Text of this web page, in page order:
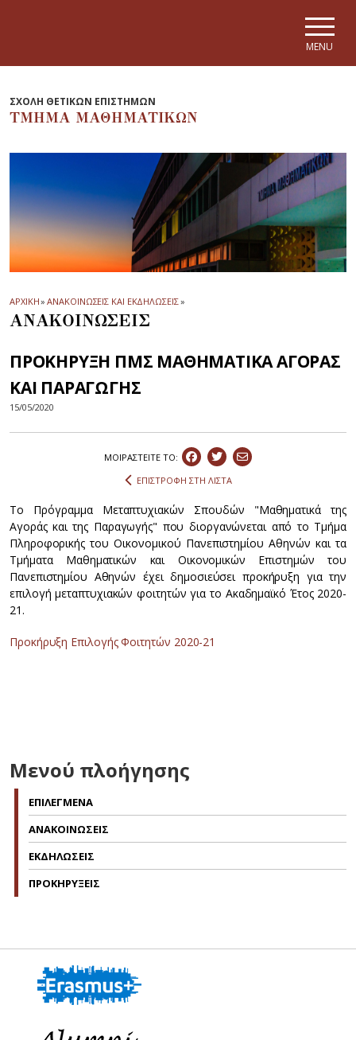
MENU
ΣΧΟΛΗ ΘΕΤΙΚΩΝ ΕΠΙΣΤΗΜΩΝ
ΤΜΗΜΑ ΜΑΘΗΜΑΤΙΚΩΝ
ΑΡΧΙΚΗ» ΑΝΑΚΟΙΝΩΣΕΙΣ ΚΑΙ ΕΚΔΗΛΩΣΕΙΣ»
ΑΝΑΚΟΙΝΩΣΕΙΣ
ΠΡΟΚΗΡΥΞΗ ΠΜΣ ΜΑΘΗΜΑΤΙΚΑ ΑΓΟΡΑΣ
ΚΑΙ ΠΑΡΑΓΩΓΗΣ
15/05/2020
ΜΟΙΡΑΣΤEIΤΕ ΤΟ:
ΕΠΙΣΤΡΟΦΗ ΣΤΗ ΛΙΣΤΑ
Το Πρόγραμμα Μεταπτυχιακών Σπουδών "Μαθηματικά της
Αγοράς και της Παραγωγής" που διοργανώνεται από το Τμήμα
Πληροφορικής του Οικονομικού Πανεπιστημίου Αθηνών και τα
Τμήματα Μαθηματικών και Οικονομικών Επιστημών του
Πανεπιστημίου Αθηνών έχει δημοσιεύσει προκήρυξη για την
επιλογή μεταπτυχιακών φοιτητών για το Ακαδημαϊκό Έτος 2020-
21.
Προκήρυξη Επιλογής Φοιτητών 2020-21
Μενού πλοήγησης
ΕΠΙΛΕΓΜΕΝΑ
ΑΝΑΚΟΙΝΩΣΕΙΣ
ΕΚΔΗΛΩΣΕΙΣ
ΠΡΟΚΗΡΥΞΕΙΣ